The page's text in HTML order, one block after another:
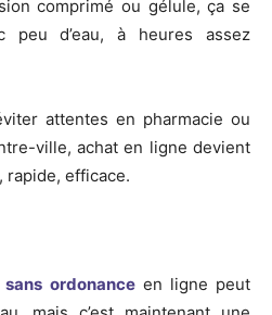
comprimé ou gélule, ça se
peu d’eau, à heures assez
attentes en pharmacie ou
ville, achat en ligne devient
rapide, efficace.
ordonanceen ligne peut